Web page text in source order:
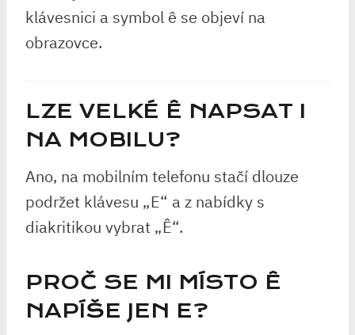
klávesnici a symbol ê se objeví na
obrazovce.
LZE VELKÉ Ê NAPSAT I
NA MOBILU?
Ano, na mobilním telefonu stačí dlouze
podržet klávesu „E“ a z nabídky s
diakritikou vybrat „Ê“.
PROČ SE MI MÍSTO Ê
NAPÍŠE JEN E?